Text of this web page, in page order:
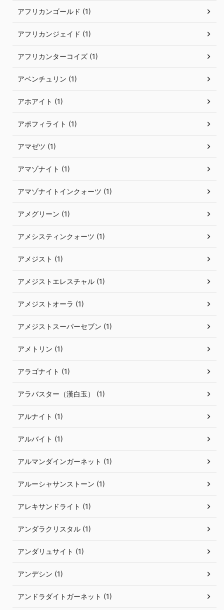
アフリカンゴールド (1)
アフリカンジェイド (1)
アフリカンターコイズ (1)
アベンチュリン (1)
アホアイト (1)
アポフィライト (1)
アマゼツ (1)
アマゾナイト (1)
アマゾナイトインクォーツ (1)
アメグリーン (1)
アメシスティンクォーツ (1)
アメジスト (1)
アメジストエレスチャル (1)
アメジストオーラ (1)
アメジストスーパーセブン (1)
アメトリン (1)
アラゴナイト (1)
アラバスター（漢白玉） (1)
アルナイト (1)
アルバイト (1)
アルマンダインガーネット (1)
アルーシャサンストーン (1)
アレキサンドライト (1)
アンダラクリスタル (1)
アンダリュサイト (1)
アンデシン (1)
アンドラダイトガーネット (1)